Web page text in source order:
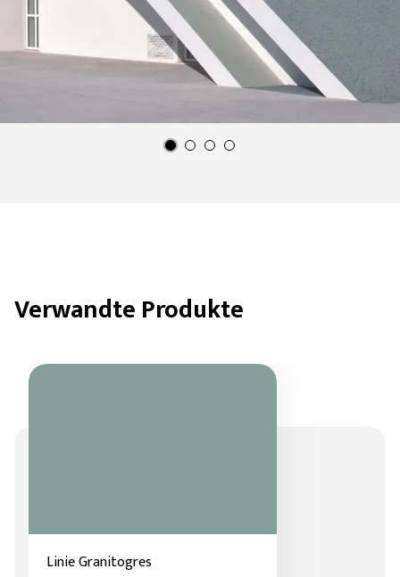
Verwandte Produkte
Linie Granitogres